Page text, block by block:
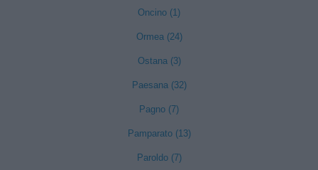
Oncino (1)
Ormea (24)
Ostana (3)
Paesana (32)
Pagno (7)
Pamparato (13)
Paroldo (7)